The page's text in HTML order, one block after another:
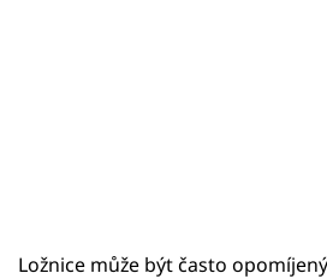
Ložnice může být často